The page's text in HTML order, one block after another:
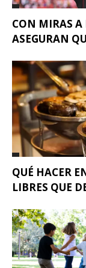
CON MIRAS A
ASEGURAN
QUÉ HACER
LIBRES QUE